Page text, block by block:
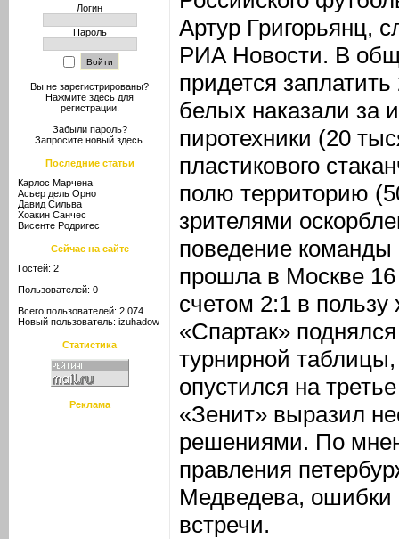
Логин
Пароль
Вы не зарегистрированы?
Нажмите здесь для
регистрации.
Забыли пароль?
Запросите новый здесь.
Последние статьи
Карлос Марчена
Асьер дель Орно
Давид Сильва
Хоакин Санчес
Висенте Родригес
Сейчас на сайте
Гостей: 2
Пользователей: 0
Всего пользователей: 2,074
Новый пользователь: izuhadow
Статистика
Реклама
Артур Григорьянц,
РИА Новости. В
придется
белых наказали за
пиротехники (20
пластикового
полю территорию
зрителями
поведение команды
прошла в Москве
счетом 2:1 в пользу
«Спартак»
турнирной
опустился на
«Зенит» выразил
решениями. По
правления
Медведева, ошибки
встречи.